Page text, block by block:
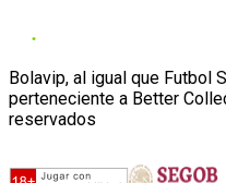
Bolavip, al igual que Futbol
perteneciente a Better
reservados